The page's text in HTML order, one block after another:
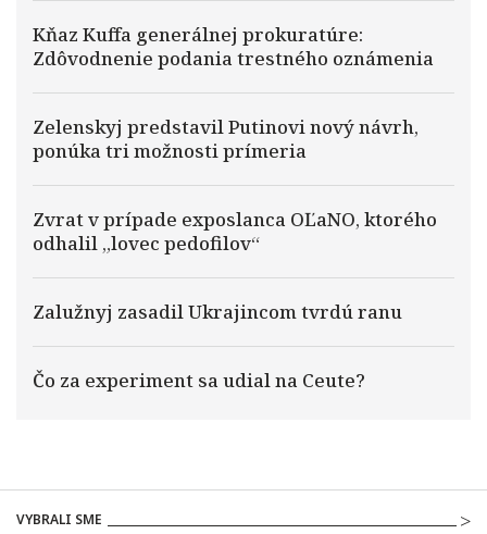
Kňaz Kuffa generálnej prokuratúre:
Zdôvodnenie podania trestného oznámenia
Zelenskyj predstavil Putinovi nový návrh,
ponúka tri možnosti prímeria
Zvrat v prípade exposlanca OĽaNO, ktorého
odhalil „lovec pedofilov“
Zalužnyj zasadil Ukrajincom tvrdú ranu
Čo za experiment sa udial na Ceute?
VYBRALI SME